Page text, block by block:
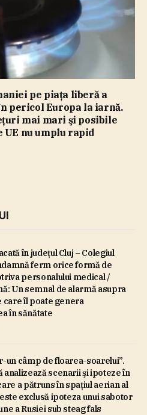
pe piaţa liberă a
pericol Europa la iarnă.
mai mari şi posibile
nu umplu rapid
în judeţul Cluj – Colegiul
ferm orice formă de
personalului medical /
Un semnal de alarmă asupra
care îl poate genera
în sănătate
un câmp de floarea-soarelui”.
analizează scenarii şi ipoteze în
a pătruns în spaţiul aerian al
exclusă ipoteza unui sabotor
a Rusiei sub steag fals